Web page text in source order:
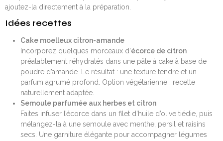
ajoutez-la directement à la préparation.
Idées recettes
Cake moelleux citron-amande
Incorporez quelques morceaux d’écorce de citron
préalablement réhydratés dans une pâte à cake à base de
poudre d’amande. Le résultat : une texture tendre et un
parfum agrumé profond. Option végétarienne : recette
naturellement adaptée.
Semoule parfumée aux herbes et citron
Faites infuser l’écorce dans un filet d’huile d’olive tiédie, puis
mélangez-la à une semoule avec menthe, persil et raisins
secs. Une garniture élégante pour accompagner légumes